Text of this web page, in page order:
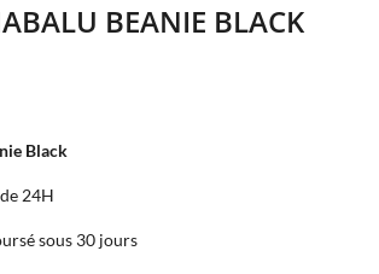
BEANIE BLACK
Black
24H
sous 30 jours